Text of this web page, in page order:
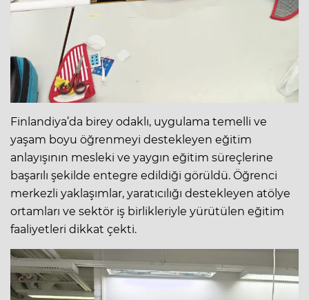
Finlandiya’da birey odaklı, uygulama temelli ve
yaşam boyu öğrenmeyi destekleyen eğitim
anlayışının mesleki ve yaygın eğitim süreçlerine
başarılı şekilde entegre edildiği görüldü. Öğrenci
merkezli yaklaşımlar, yaratıcılığı destekleyen atölye
ortamları ve sektör iş birlikleriyle yürütülen eğitim
faaliyetleri dikkat çekti.